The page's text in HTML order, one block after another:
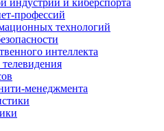
индустрии и киберспорта
профессий
технологий
интеллекта
менеджмента